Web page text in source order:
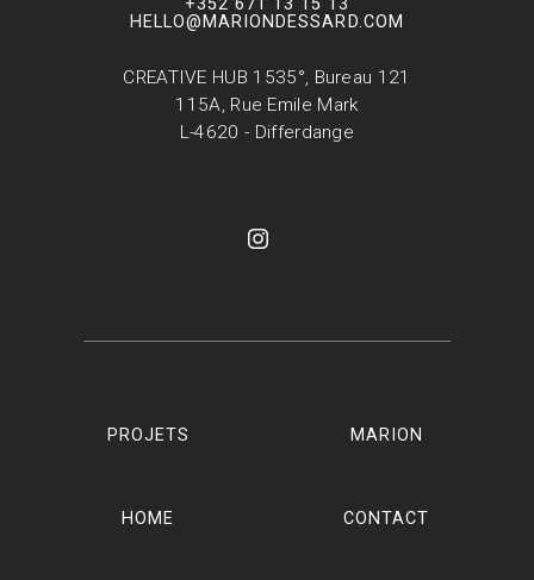
+352 671 13 15 13
HELLO@MARIONDESSARD.COM
PROJETS MARION
CREATIVE HUB 1535°, Bureau 121
115A, Rue Emile Mark
L-4620 - Differdange
HOME CONTACT